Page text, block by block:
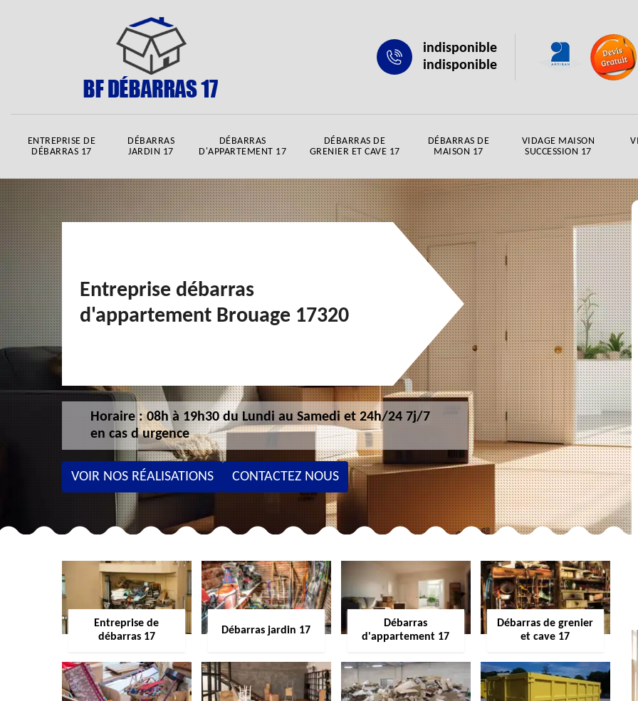
indisponible
indisponible
ENTREPRISE DE
DÉBARRAS 17
DÉBARRAS
JARDIN 17
DÉBARRAS
D'APPARTEMENT 17
DÉBARRAS DE
GRENIER ET CAVE 17
DÉBARRAS DE
MAISON 17
VIDAGE MAISON
SUCCESSION 17
Entreprise débarras
d'appartement Brouage 17320
Horaire : 08h à 19h30 du Lundi au Samedi et 24h/24 7j/7
en cas d urgence
VOIR NOS RÉALISATIONS CONTACTEZ NOUS
Entreprise de
débarras 17
Débarras jardin 17
Débarras
d'appartement 17
Débarras de grenier
et cave 17